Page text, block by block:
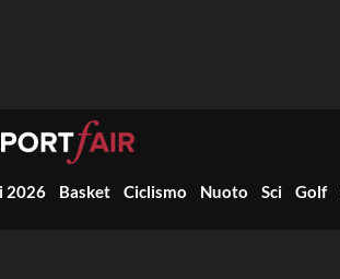
2026 Basket Ciclismo Nuoto Sci Golf